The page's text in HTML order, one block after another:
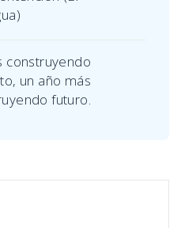
construyendo
un año más
futuro.